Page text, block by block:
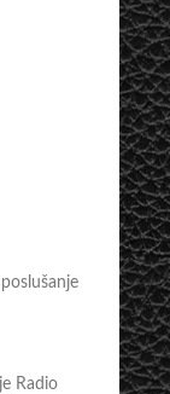
Radio